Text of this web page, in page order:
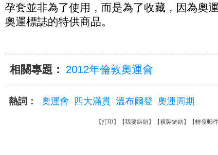
孕套並非為了使用，而是為了收藏，因為奧
奧運標誌的特供商品。
相關專題： 2012年倫敦奧運會
熱詞： 奧運會 四大滿貫 溫布爾登 奧運周期
【打印 】【我要糾錯】【複製鏈結】【轉發郵件